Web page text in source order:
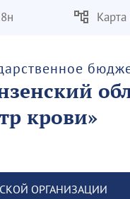
Карта
крови»
ОРГАНИЗАЦИИ